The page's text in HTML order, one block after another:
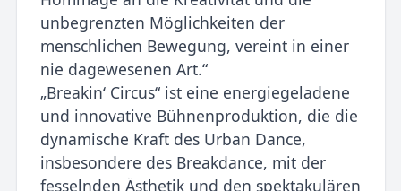
unbegrenzten Möglichkeiten der
menschlichen Bewegung, vereint in einer
nie dagewesenen Art.“
„Breakin‘ Circus“ ist eine energiegeladene
und innovative Bühnenproduktion, die die
dynamische Kraft des Urban Dance,
insbesondere des Breakdance, mit der
fesselnden Ästhetik und den spektakulären